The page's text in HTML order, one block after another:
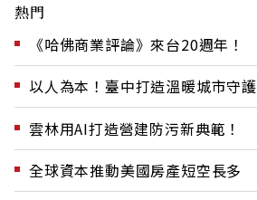
熱門
《哈佛商業評論》來台20週年！
以人為本！臺中打造溫暖城市守護
雲林用AI打造營建防污新典範！
全球資本推動美國房產短空長多